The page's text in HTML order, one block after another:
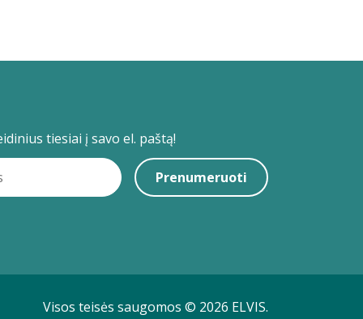
tiesiai į savo el. paštą!
Prenumeruoti
Visos teisės saugomos © 2026 ELVIS.